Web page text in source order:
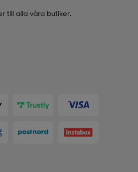
till alla våra butiker.